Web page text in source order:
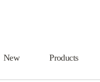
New Products